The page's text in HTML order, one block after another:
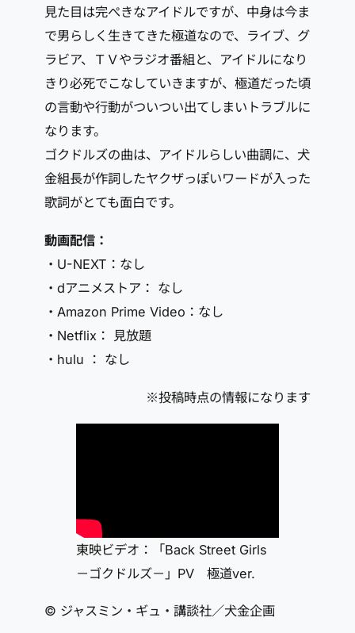
見た目は完ぺきなアイドルですが、中身は今ま
で男らしく生きてきた極道なので、ライブ、グ
ラビア、ＴＶやラジオ番組と、アイドルになり
きり必死でこなしていきますが、極道だった頃
の言動や行動がついつい出てしまいトラブルに
なります。
ゴクドルズの曲は、アイドルらしい曲調に、犬
金組長が作詞したヤクザっぽいワードが入った
歌詞がとても面白です。
動画配信：
・U-NEXT：なし
・dアニメストア： なし
・Amazon Prime Video：なし
・Netflix： 見放題
・hulu ： なし
※投稿時点の情報になります
東映ビデオ：「Back Street Girls
－ゴクドルズ－」PV 極道ver.
© ジャスミン・ギュ・講談社／犬金企画